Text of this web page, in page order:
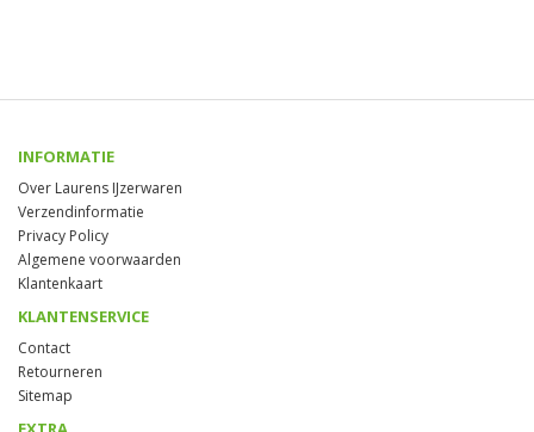
INFORMATIE
Over Laurens IJzerwaren
Verzendinformatie
Privacy Policy
Algemene voorwaarden
Klantenkaart
KLANTENSERVICE
Contact
Retourneren
Sitemap